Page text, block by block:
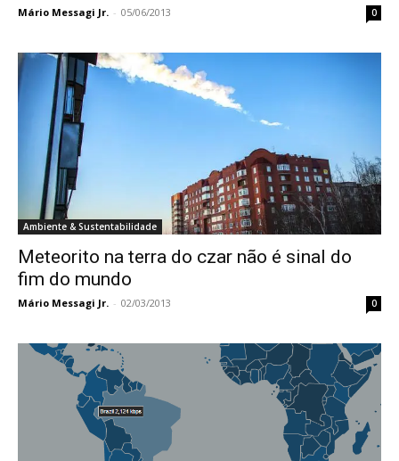
Mário Messagi Jr. - 05/06/2013 0
Ambiente & Sustentabilidade
Meteorito na terra do czar não é sinal do
fim do mundo
Mário Messagi Jr. - 02/03/2013 0